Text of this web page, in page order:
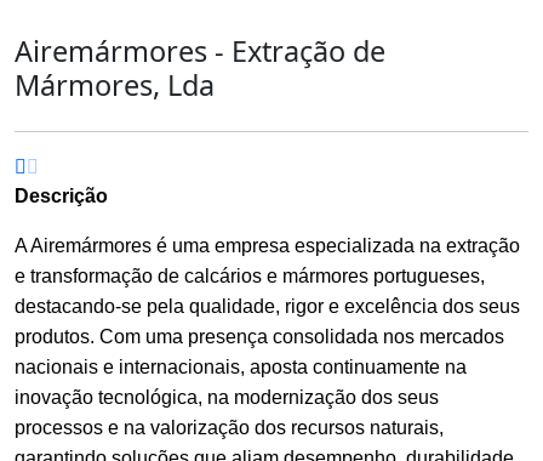
Airemármores - Extração de
Mármores, Lda
Descrição
A Airemármores é uma empresa especializada na extração
e transformação de calcários e mármores portugueses,
destacando-se pela qualidade, rigor e excelência dos seus
produtos. Com uma presença consolidada nos mercados
nacionais e internacionais, aposta continuamente na
inovação tecnológica, na modernização dos seus
processos e na valorização dos recursos naturais,